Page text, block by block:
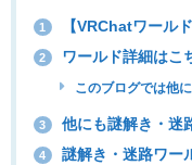
1 【VRChatワール
2 ワールド詳細はこ
このブログでは他
3 他にも謎解き・迷
4 謎解き・迷路ワー